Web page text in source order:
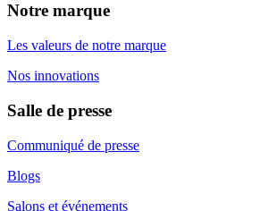
Notre marque
Les valeurs de notre marque
Nos innovations
Salle de presse
Communiqué de presse
Blogs
Salons et événements